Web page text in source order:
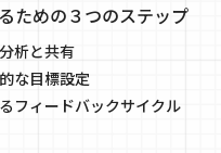
ための３つのステップ
析と共有
な目標設定
フィードバックサイクル